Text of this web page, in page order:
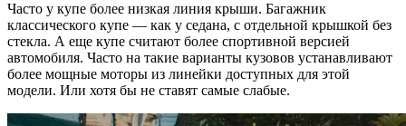
Часто у купе более низкая линия крыши. Багажник
классического купе — как у седана, с отдельной крышкой без
стекла. А еще купе считают более спортивной версией
автомобиля. Часто на такие варианты кузовов устанавливают
более мощные моторы из линейки доступных для этой
модели. Или хотя бы не ставят самые слабые.